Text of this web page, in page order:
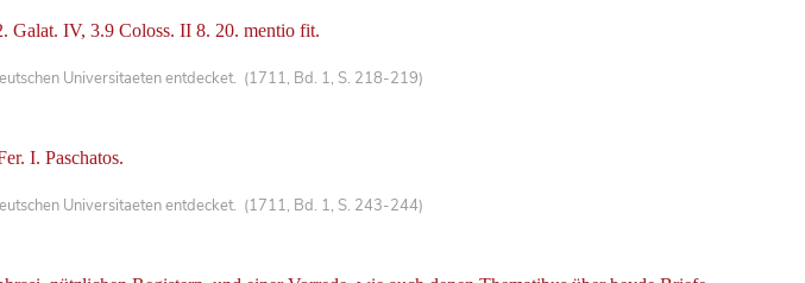
Galat. IV, 3.9 Coloss. II 8. 20. mentio fit.
Universitaeten entdecket. (1711, Bd. 1, S. 218-219)
I. Paschatos.
Universitaeten entdecket. (1711, Bd. 1, S. 243-244)